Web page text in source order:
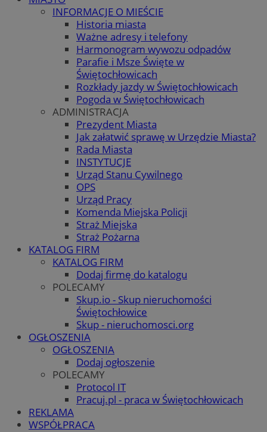
INFORMACJE O MIEŚCIE
Historia miasta
Ważne adresy i telefony
Harmonogram wywozu odpadów
Parafie i Msze Święte w
Świętochłowicach
Rozkłady jazdy w Świętochłowicach
Pogoda w Świętochłowicach
ADMINISTRACJA
Prezydent Miasta
Jak załatwić sprawę w Urzędzie Miasta?
Rada Miasta
INSTYTUCJE
Urząd Stanu Cywilnego
OPS
Urząd Pracy
Komenda Miejska Policji
Straż Miejska
Straż Pożarna
KATALOG FIRM
KATALOG FIRM
Dodaj firmę do katalogu
POLECAMY
Skup.io - Skup nieruchomości
Świętochłowice
Skup - nieruchomosci.org
OGŁOSZENIA
OGŁOSZENIA
Dodaj ogłoszenie
POLECAMY
Protocol IT
Pracuj.pl - praca w Świętochłowicach
REKLAMA
WSPÓŁPRACA